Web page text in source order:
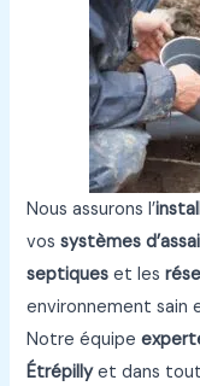
Nous assurons l’
vossystèmes
septiques et les
environnement sain
Notre équipe
Étrépillyet dans